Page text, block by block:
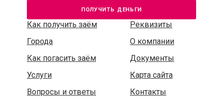
получить деньги
Как получить заём
Реквизиты
Города
О компании
Как погасить заём
Документы
Услуги
Карта сайта
Вопросы и ответы
Контакты